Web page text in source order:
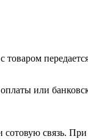
или
связь.